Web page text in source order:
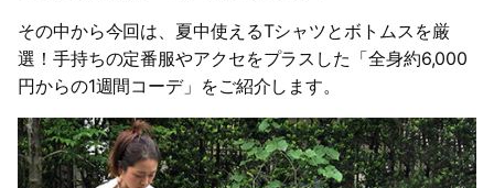
その中から今回は、夏中使えるTシャツとボトムスを厳
選！手持ちの定番服やアクセをプラスした「全身約6,000
円からの1週間コーデ」をご紹介します。